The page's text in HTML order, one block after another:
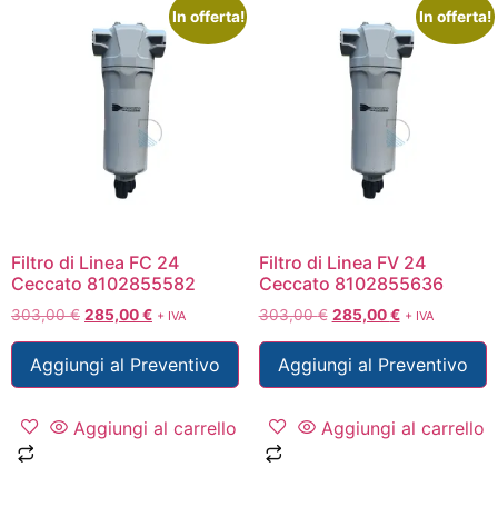
In offerta!
Filtro di Linea FC 24
Ceccato 8102855582
303,00€ 285,00€ + IVA
Aggiungi al Preventivo
Aggiungi al carrello
In offerta!
Filtro di Linea FV 24
Ceccato 8102855636
303,00€ 285,00€ + IVA
Aggiungi al Preventivo
Aggiungi al carrello